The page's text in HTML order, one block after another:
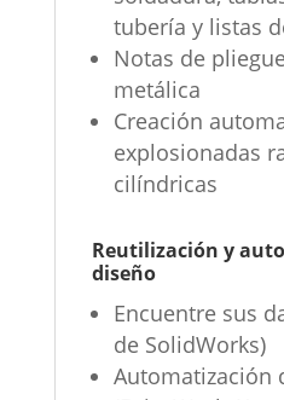
tubería y listas
Notas de
metálica
Creación
explosionadas
cilíndricas
Reutilización y
diseño
Encuentre sus
de SolidWorks)
Automatización